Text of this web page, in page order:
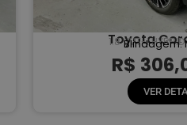
Toyota
1.8 VVT-I HYBRID
Blindagem:
R$
VER